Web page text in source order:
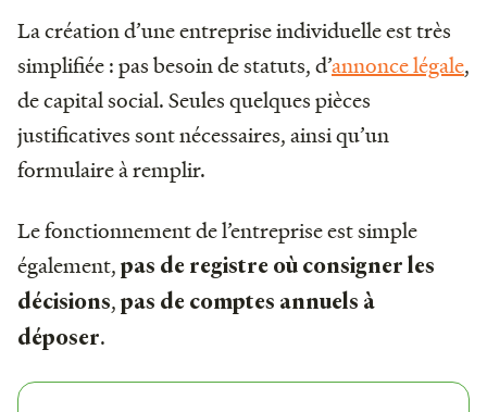
La création d’une entreprise individuelle est très
simplifiée : pas besoin de statuts, d’annonce légale,
de capital social. Seules quelques pièces
justificatives sont nécessaires, ainsi qu’un
formulaire à remplir.
Le fonctionnement de l’entreprise est simple
également, pas de registre où consigner les
décisions, pas de comptes annuels à
déposer.